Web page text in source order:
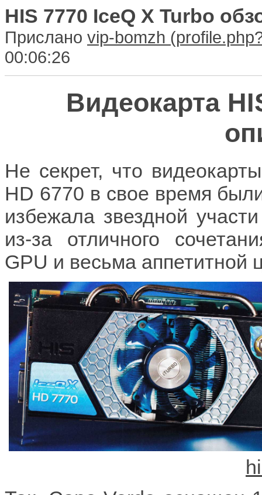
HIS 7770 IceQ X Turbo
Прислано vip-bomzh
00:06:26
Видеокарта
Не секрет, что
HD 6770 в свое время
избежала звездной
из-за отличного
GPU и весьма аппетитной